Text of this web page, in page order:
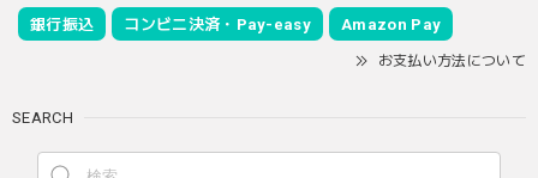
銀行振込 コンビニ決済・Pay-easy Amazon Pay
お支払い方法について
SEARCH